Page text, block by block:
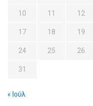
10 11 12
17 18 19
24 25 26
31
« Ιούλ